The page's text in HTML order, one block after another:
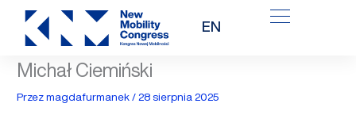
Przejdź
treści
EN
Michał Ciemiński
Przezmagdafurmanek/28 sierpnia 2025